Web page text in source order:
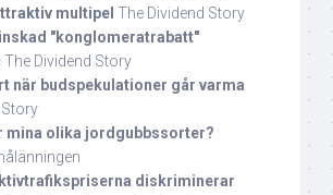
multipel The Dividend Story
"konglomeratrabatt"
The Dividend Story
när budspekulationer går varma
mina olika jordgubbssorter?
diskriminerar